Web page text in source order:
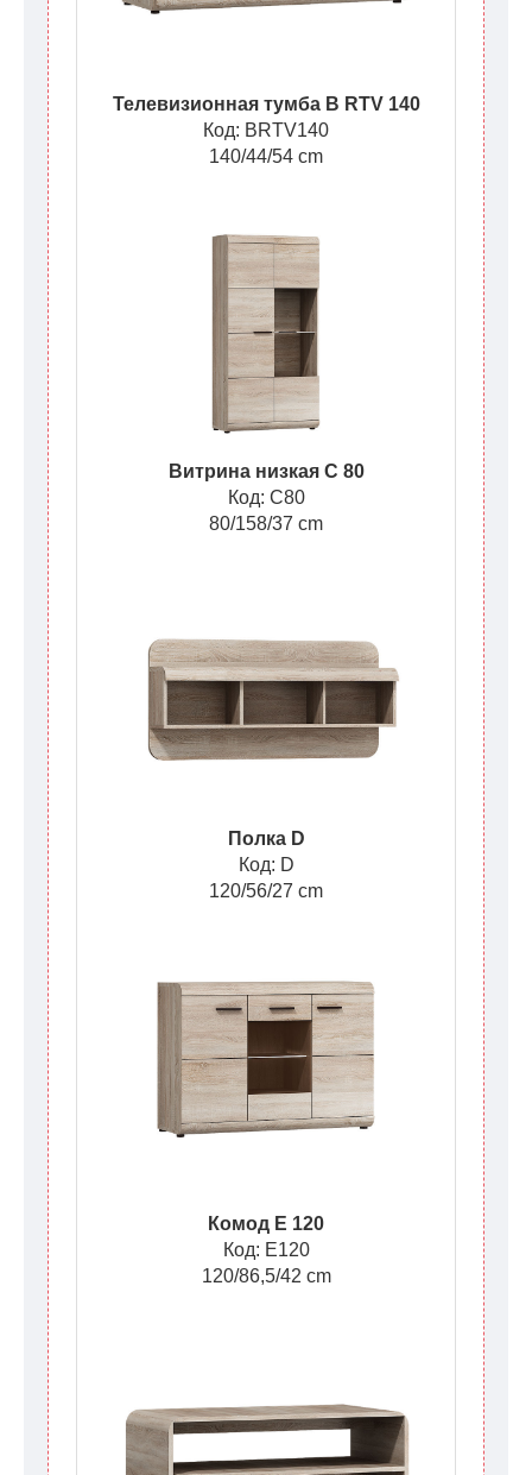
Телевизионная тумба B RTV 140
Код: BRTV140
140/44/54 cm
Витрина низкая C 80
Код: C80
80/158/37 cm
Полка D
Код: D
120/56/27 cm
Комод E 120
Код: E120
120/86,5/42 cm